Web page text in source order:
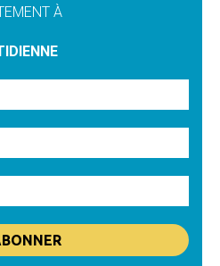
À